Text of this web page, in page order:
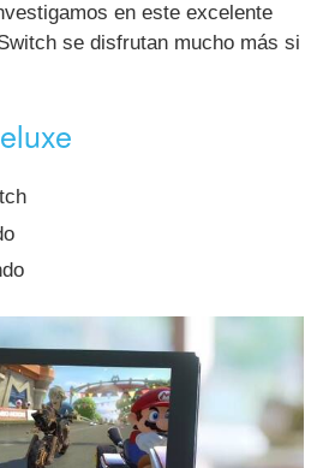
en este excelente
se disfrutan mucho más si